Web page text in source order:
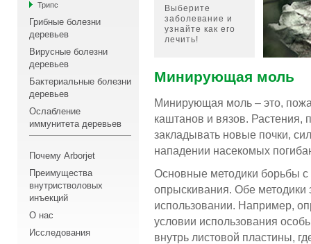
Трипс
Грибные болезни
деревьев
Вирусные болезни
деревьев
Бактериальные болезни
деревьев
Ослабление
иммунитета деревьев
Почему Arborjet
Преимущества
внутристволовых
инъекций
О нас
Исследования
Выберите
заболевание и
узнайте как его
лечить!
Минирующая моль
Минирующая моль – это,
каштанов и вязов. Растения,
закладывать новые почки,
нападении насекомых
Основные методики борьбы
опрыскивания. Обе
использовании. Например,
условии использования
внутрь листовой пластины,